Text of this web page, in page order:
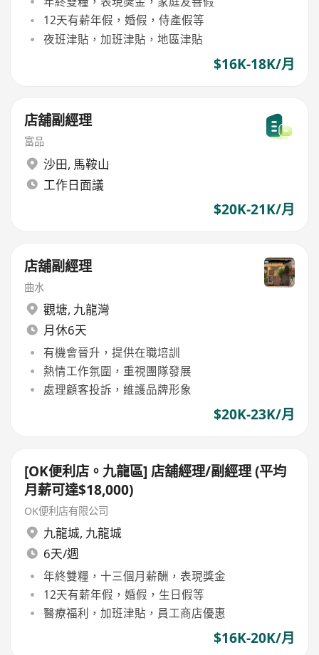
12天有薪年假，婚假，侍產假等
夜班津貼，加班津貼，地區津貼
$16K-18K/月
店舖副經理
富品
沙田, 馬鞍山
工作日面議
$20K-21K/月
店舖副經理
曲水
觀塘, 九龍灣
月休6天
有機會晉升，提供在職培訓
熱情工作氛圍，重視團隊發展
處理顧客投訴，維護品牌形象
$20K-23K/月
[OK便利店。九龍區] 店舖經理/副經理 (平均
月薪可達$18,000)
OK便利店有限公司
九龍城, 九龍城
6天/週
年終雙糧，十三個月薪酬，表現獎金
12天有薪年假，婚假，生日假等
醫療福利，加班津貼，員工商店優惠
$16K-20K/月